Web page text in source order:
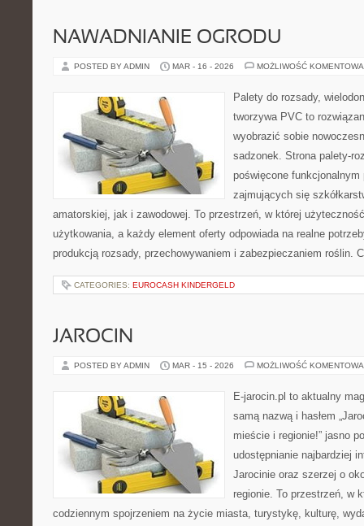
NAWADNIANIE OGRODU
POSTED BY ADMIN MAR - 16 - 2026 MOŻLIWOŚĆ
Palety do rozsady,
tworzywa PVC to
wyobrazić sobie
sadzonek. Strona palety-
poświęcone funkcjonalnym
zajmujących się
amatorskiej, jak i zawodowej. To przestrzeń, w której
użytkowania, a każdy element oferty odpowiada na realne
produkcją rozsady, przechowywaniem i zabezpieczaniem roślin.
CATEGORIES: EUROCASH KINDERGELD
JAROCIN
POSTED BY ADMIN MAR - 15 - 2026 MOŻLIWOŚĆ
E-jarocin.pl to aktualny
samą nazwą i hasłem
mieście i regionie!” jasno
udostępnianie najbardziej
Jarocinie oraz szerzej o
regionie. To przestrzeń, w
codziennym spojrzeniem na życie miasta, turystykę, kulturę,